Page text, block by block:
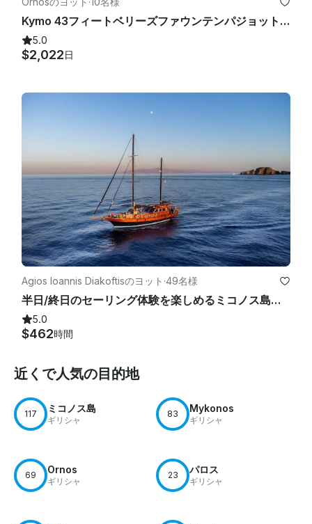
Kymo 43フィートベリーズファウンテンパジョットレンタル（ギリシャ、ミコノス島オルノス）
5.0
$2,022日
Agios Ioannis Diakoftisのヨット ·49名様
半日/終日のセーリング体験を楽しめるミコノス島のカスタム72フィートガレットモーターヨット
5.0
$462時間
近くで人気の目的地
117 ミコノス島
ギリシャ
83 Mykonos
ギリシャ
69 Ornos
ギリシャ
23 パロス
ギリシャ